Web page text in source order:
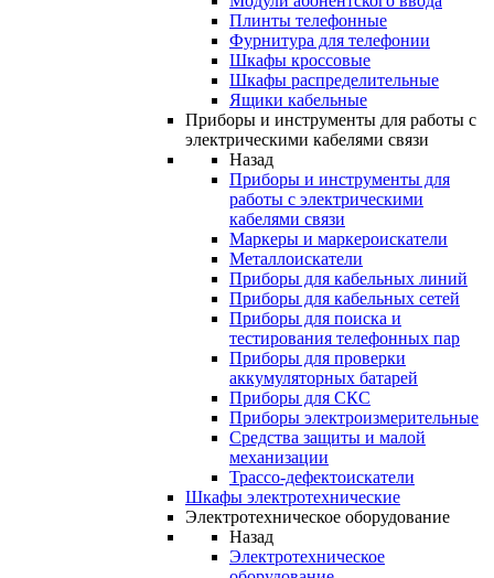
Плинты телефонные
Фурнитура для телефонии
Шкафы кроссовые
Шкафы распределительные
Ящики кабельные
Приборы и инструменты для работы с
электрическими кабелями связи
Назад
Приборы и инструменты для
работы с электрическими
кабелями связи
Маркеры и маркероискатели
Металлоискатели
Приборы для кабельных линий
Приборы для кабельных сетей
Приборы для поиска и
тестирования телефонных пар
Приборы для проверки
аккумуляторных батарей
Приборы для СКС
Приборы электроизмерительные
Средства защиты и малой
механизации
Трассо-дефектоискатели
Шкафы электротехнические
Электротехническое оборудование
Назад
Электротехническое